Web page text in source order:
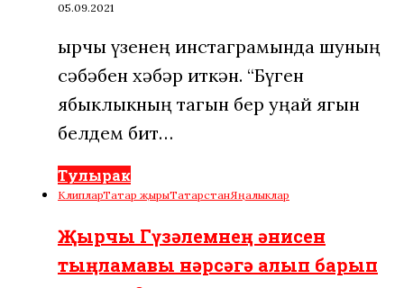
05.09.2021
Җырчы үзенең инстаграмында шуның
сәбәбен хәбәр иткән. “Бүген
ябыклыкның тагын бер уңай ягын
белдем бит…
Тулырак
КлипларТатар җырыТатарстанЯңалыклар
Җырчы Гүзәлемнең әнисен
тыңламавы нәрсәгә алып барып